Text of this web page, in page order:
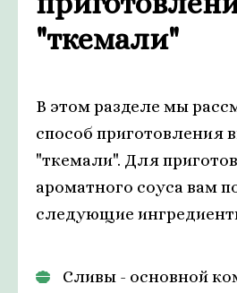
"ткемали"
В этом разделе мы
способ приготовления
"ткемали". Для
ароматного соуса вам
следующие
Сливы - основной